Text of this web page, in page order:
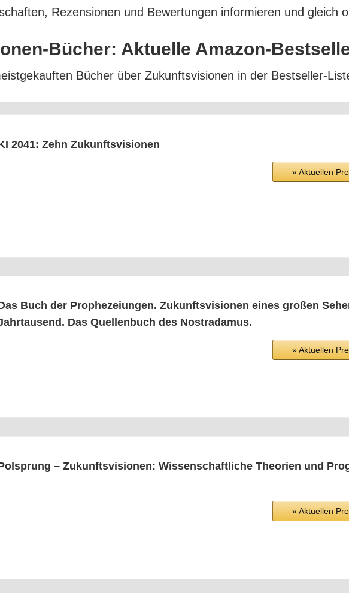
Rezen­sio­nen und Bewer­tun­gen infor­mie­ren und gleich
Bücher: Aktu­el­le Amazon-
Bücher über Zukunfts­vi­sio­nen in der Bestseller-
2041: Zehn Zukunftsvisionen
» Aktu­el­len
Buch der Pro­phe­zei­un­gen. Zukunfts­vi­sio­nen eines gro­ßen
Das Quel­len­buch des Nostradamus.
» Aktu­el­len
– Zukunfts­vi­sio­nen: Wis­sen­schaft­li­che Theo­rien und
» Aktu­el­len